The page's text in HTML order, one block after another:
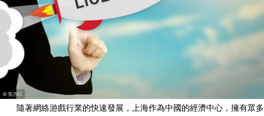
隨著網絡游戲行業的快速發展，上海作為中國的經濟中心，擁有眾多